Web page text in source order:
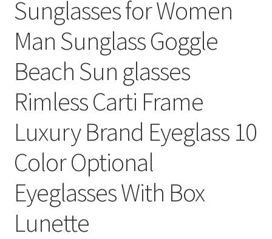
Sunglasses for Women
Man Sunglass Goggle
Beach Sun glasses
Rimless Carti Frame
Luxury Brand Eyeglass 10
Color Optional
Eyeglasses With Box
Lunette